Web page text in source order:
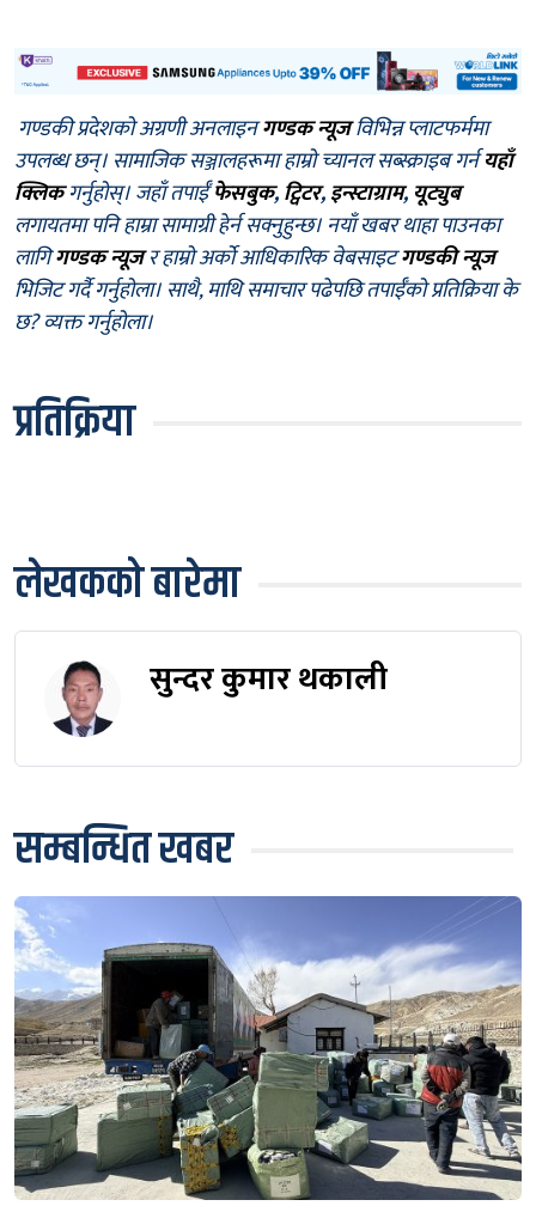
गण्डकी प्रदेशको अग्रणी अनलाइनगण्डक न्यूजविभिन्न प्लाटफर्ममा
उपलब्ध छन्। सामाजिक सञ्जालहरूमा हाम्रो च्यानल सब्स्क्राइब गर्नयहाँ
क्लिकगर्नुहोस्। जहाँ तपाईँफेसबुक,ट्विटर,इन्स्टाग्राम, यूट्युब
लगायतमा पनि हाम्रा सामाग्री हेर्न सक्नुहुन्छ। नयाँ खबर थाहा पाउनका
लागिगण्डक न्यूजर हाम्रो अर्को आधिकारिक वेबसाइटगण्डकी न्यूज
भिजिट गर्दै गर्नुहोला। साथै, माथि समाचार पढेपछि तपाईँको प्रतिक्रिया के
छ? व्यक्त गर्नुहोला।
प्रतिक्रिया
लेखकको बारेमा
सुन्दर कुमार थकाली
सम्बन्धित खबर